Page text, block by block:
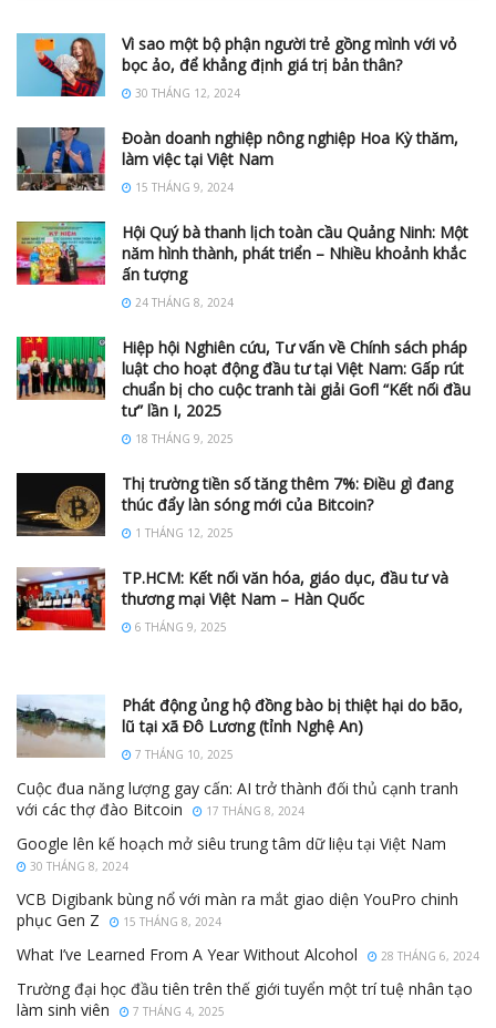
Vì sao một bộ phận người trẻ gồng mình với vỏ
bọc ảo, để khẳng định giá trị bản thân?
30 THÁNG 12, 2024
Đoàn doanh nghiệp nông nghiệp Hoa Kỳ thăm,
làm việc tại Việt Nam
15 THÁNG 9, 2024
Hội Quý bà thanh lịch toàn cầu Quảng Ninh: Một
năm hình thành, phát triển – Nhiều khoảnh khắc
ấn tượng
24 THÁNG 8, 2024
Hiệp hội Nghiên cứu, Tư vấn về Chính sách pháp
luật cho hoạt động đầu tư tại Việt Nam: Gấp rút
chuẩn bị cho cuộc tranh tài giải Gofl “Kết nối đầu
tư” lần I, 2025
18 THÁNG 9, 2025
Thị trường tiền số tăng thêm 7%: Điều gì đang
thúc đẩy làn sóng mới của Bitcoin?
1 THÁNG 12, 2025
TP.HCM: Kết nối văn hóa, giáo dục, đầu tư và
thương mại Việt Nam – Hàn Quốc
6 THÁNG 9, 2025
Phát động ủng hộ đồng bào bị thiệt hại do bão,
lũ tại xã Đô Lương (tỉnh Nghệ An)
7 THÁNG 10, 2025
Cuộc đua năng lượng gay cấn: AI trở thành đối thủ cạnh tranh
với các thợ đào Bitcoin
17 THÁNG 8, 2024
Google lên kế hoạch mở siêu trung tâm dữ liệu tại Việt Nam
30 THÁNG 8, 2024
VCB Digibank bùng nổ với màn ra mắt giao diện YouPro chinh
phục Gen Z
15 THÁNG 8, 2024
What I’ve Learned From A Year Without Alcohol 28 THÁNG 6, 2024
Trường đại học đầu tiên trên thế giới tuyển một trí tuệ nhân tạo
làm sinh viên
7 THÁNG 4, 2025